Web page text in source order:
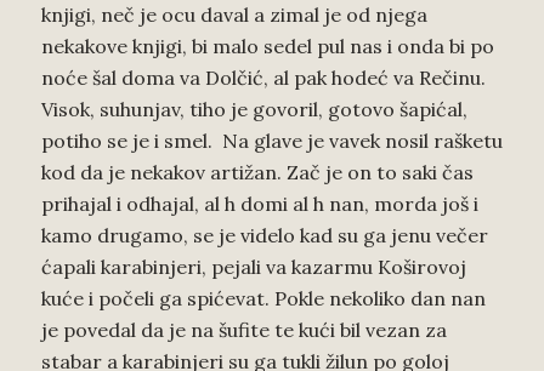
knjigi, neč je ocu daval a zimal je od njega
nekakove knjigi, bi malo sedel pul nas i onda bi po
noće šal doma va Dolčić, al pak hodeć va Rečinu.
Visok, suhunjav, tiho je govoril, gotovo šapićal,
potiho se je i smel. Na glave je vavek nosil rašketu
kod da je nekakov artižan. Zač je on to saki čas
prihajal i odhajal, al h domi al h nan, morda još i
kamo drugamo, se je videlo kad su ga jenu večer
ćapali karabinjeri, pejali va kazarmu Koširovoj
kuće i počeli ga spićevat. Pokle nekoliko dan nan
je povedal da je na šufite te kući bil vezan za
stabar a karabinjeri su ga tukli žilun po goloj